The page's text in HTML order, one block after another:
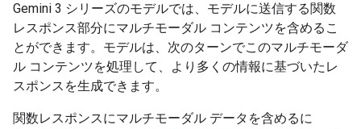
Gemini 3 シリーズのモデルでは、モデルに送信する関数
レスポンス部分にマルチモーダル コンテンツを含めるこ
とができます。モデルは、次のターンでこのマルチモーダ
ル コンテンツを処理して、より多くの情報に基づいたレ
スポンスを生成できます。
関数レスポンスにマルチモーダル データを含めるに